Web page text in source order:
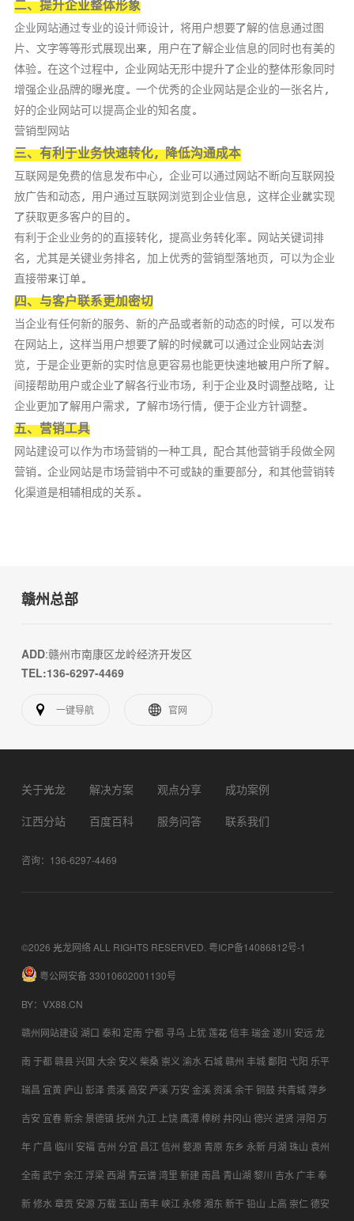
二、提升企业整体形象
企业网站通过专业的设计师设计，将用户想要了解的信息通过图
片、文字等等形式展现出来，用户在了解企业信息的同时也有美的
体验。在这个过程中，企业网站无形中提升了企业的整体形象同时
增强企业品牌的曝光度。一个优秀的企业网站是企业的一张名片，
好的企业网站可以提高企业的知名度。
营销型网站
三、有利于业务快速转化，降低沟通成本
互联网是免费的信息发布中心，企业可以通过网站不断向互联网投
放广告和动态，用户通过互联网浏览到企业信息，这样企业就实现
了获取更多客户的目的。
有利于企业业务的的直接转化，提高业务转化率。网站关键词排
名，尤其是关键业务排名，加上优秀的营销型落地页，可以为企业
直接带来订单。
四、与客户联系更加密切
当企业有任何新的服务、新的产品或者新的动态的时候，可以发布
在网站上，这样当用户想要了解的时候就可以通过企业网站去浏
览，于是企业更新的实时信息更容易也能更快速地被用户所了解。
间接帮助用户或企业了解各行业市场，利于企业及时调整战略，让
企业更加了解用户需求，了解市场行情，便于企业方针调整。
五、营销工具
网站建设可以作为市场营销的一种工具，配合其他营销手段做全网
营销。企业网站是市场营销中不可或缺的重要部分，和其他营销转
化渠道是相辅相成的关系。
赣州总部
ADD:赣州市南康区龙岭经济开发区
TEL:136-6297-4469
一键导航 官网
关于光龙 解决方案 观点分享
成功案例
江西分站
百度百科 服务问答 联系我们
咨询：136-6297-4469
©2026 光龙网络 ALL RIGHTS RESERVED. 粤ICP备14086812号-1
粤公网安备 33010602001130号
BY： VX88.CN
赣州网站建设 湖口 泰和 定南 宁都 寻乌 上犹莲花 信丰瑞金遂川 安远 龙
南 于都赣县 兴国 大余 安义 柴桑 崇义 渝水石城赣州 丰城鄱阳 弋阳 乐平
瑞昌 宜黄 庐山 彭泽 贵溪 高安 芦溪 万安 金溪 资溪余干铜鼓共青城萍乡
吉安 宜春新余 景德镇抚州 九江上饶鹰潭 樟树 井冈山 德兴进贤 浔阳 万
年 广昌 临川 安福 吉州 分宜 昌江信州 婺源 青原 东乡 永新 月湖 珠山 袁州
全南 武宁 余江 浮梁 西湖 青云谱 湾里 新建 南昌 青山湖 黎川 吉水 广丰 奉
新修水章贡 安源 万载玉山 南丰 峡江永修 湘东 新干铅山 上高 崇仁德安